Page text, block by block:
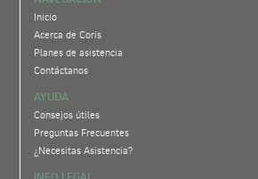
Inicio
Acerca de Coris
Planes de asistencia
Contáctanos
AYUDA
Consejos útiles
Preguntas Frecuentes
¿Necesitas Asistencia?